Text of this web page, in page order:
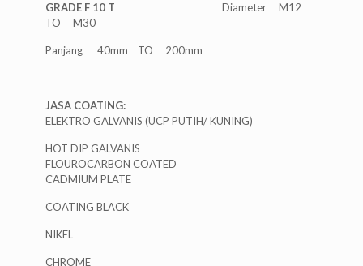
GRADE F 10 TDiameter M12
TO M30
Panjang 40mm TO 200mm
JASA COATING:
ELEKTRO GALVANIS (UCP PUTIH/ KUNING)
HOT DIP GALVANIS
FLOUROCARBON COATED
CADMIUM PLATE
COATING BLACK
NIKEL
CHROME